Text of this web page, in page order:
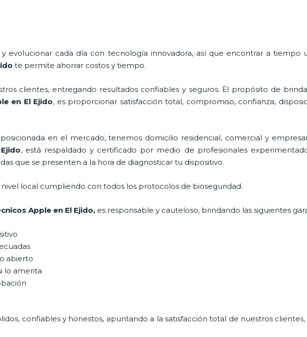
evolucionar cada día con tecnología innovadora, así que encontrar a tiempo
te permite ahorrar costos y tiempo.
clientes, entregando resultados confiables y seguros. El propósito de
en El Ejido, es proporcionar satisfacción total, compromiso, confianza,
en el mercado, tenemos domicilio residencial, comercial y
, está respaldado y certificado por medio de profesionales
que se presenten a la hora de diagnosticar tu dispositivo.
nivel local cumpliendo con todos los protocolos de bioseguridad.
Apple en El Ejido, es responsable y cauteloso, brindando las siguientes
abierto
lo amerita
confiables y honestos, apuntando a la satisfacción total de nuestros